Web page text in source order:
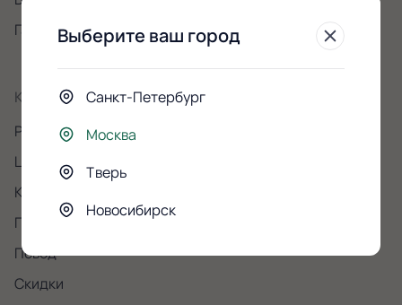
Гарантии качества
Каталог
Розы
Цветы
Композиции
Подарки
Повод
Скидки
Выберите ваш город
Санкт-Петербург
Москва
Тверь
Новосибирск